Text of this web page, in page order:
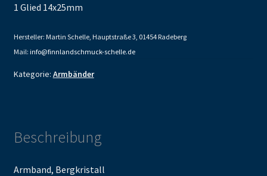
1 Glied 14x25mm
Hersteller: Martin Schelle, Hauptstraße 3, 01454 Radeberg
Mail: info@finnlandschmuck-schelle.de
Kategorie: Armbänder
Beschreibung
Armband, Bergkristall